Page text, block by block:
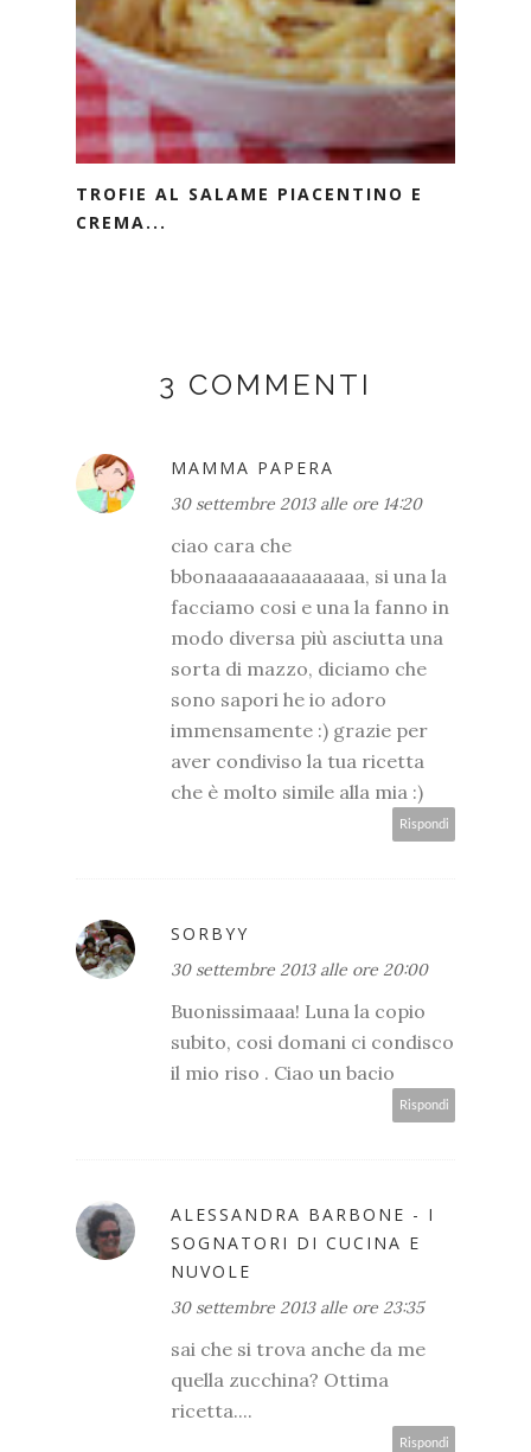
TROFIE AL SALAME PIACENTINO E
CREMA...
3 COMMENTI
MAMMA PAPERA
30 settembre 2013 alle ore 14:20
ciao cara che
bbonaaaaaaaaaaaaaa, si una la
facciamo cosi e una la fanno in
modo diversa più asciutta una
sorta di mazzo, diciamo che
sono sapori he io adoro
immensamente :) grazie per
aver condiviso la tua ricetta
che è molto simile alla mia :)
Rispondi
SORBYY
30 settembre 2013 alle ore 20:00
Buonissimaaa! Luna la copio
subito, cosi domani ci condisco
il mio riso . Ciao un bacio
Rispondi
ALESSANDRA BARBONE - I
SOGNATORI DI CUCINA E
NUVOLE
30 settembre 2013 alle ore 23:35
sai che si trova anche da me
quella zucchina? Ottima
ricetta....
Rispondi